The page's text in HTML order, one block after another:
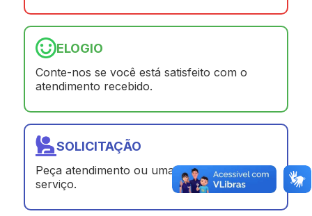
ELOGIO
Conte-nos se você está satisfeito com o
atendimento recebido.
SOLICITAÇÃO
Peça atendimento ou uma prestação de
serviço.